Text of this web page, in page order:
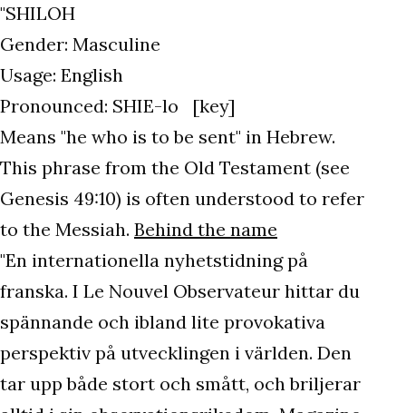
"SHILOH
Gender: Masculine
Usage: English
Pronounced: SHIE-lo [key]
Means "he who is to be sent" in Hebrew.
This phrase from the Old Testament (see
Genesis 49:10) is often understood to refer
to the Messiah. Behind the name
"En internationella nyhetstidning på
franska. I Le Nouvel Observateur hittar du
spännande och ibland lite provokativa
perspektiv på utvecklingen i världen. Den
tar upp både stort och smått, och briljerar